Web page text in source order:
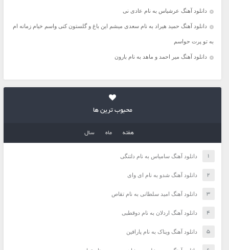
دانلود آهنگ عرشیاس به نام عادی نی
دانلود آهنگ حمید هیراد به نام سعدی میشم این باغ و گلستون کنی واسم خیام زمانه ام
به تو پرت حواسم
دانلود آهنگ میر احمد و ماهد به نام بارون
محبوب ترین ها
هفته ماه سال
دانلود آهنگ سامیاس به نام دلتنگی
دانلود آهنگ شدو به نام ای وای
دانلود آهنگ امید سلطانی به نام تقاص
دانلود آهنگ اردلان به نام دوقطبی
دانلود آهنگ ویناک به نام پارافین